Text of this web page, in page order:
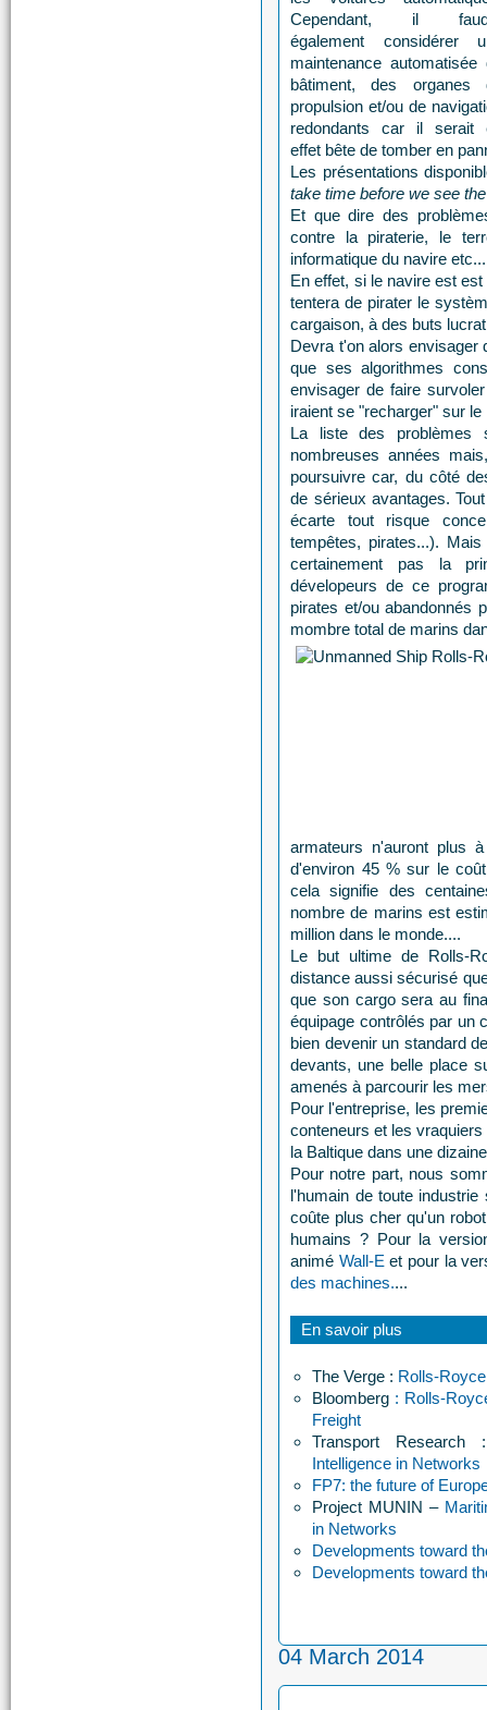
Cependant, il
également considérer
maintenance automatisée
bâtiment, des organes
propulsion et/ou de
redondants car il serait
effet bête de tomber en
Les présentations
take time before we see
Et que dire des
contre la piraterie, le
informatique du navire etc...
En effet, si le navire est
tentera de pirater le
cargaison, à des buts
Devra t'on alors envisager
que ses algorithmes
envisager de faire
iraient se "recharger" sur
La liste des problèmes
nombreuses années
poursuivre car, du côté
de sérieux avantages.
écarte tout risque
tempêtes, pirates...).
certainement pas la
dévelopeurs de ce
pirates et/ou abandonnés
mombre total de marins
armateurs n'auront plus
d'environ 45 % sur le
cela signifie des
nombre de marins est
million dans le monde....
Le but ultime de Rolls-
distance aussi sécurisé
que son cargo sera au
équipage contrôlés par un
bien devenir un standard
devants, une belle place
amenés à parcourir les
Pour l'entreprise, les
conteneurs et les
la Baltique dans une
Pour notre part, nous
l'humain de toute
coûte plus cher qu'un
humains ? Pour la
animé Wall-E et pour la
des machines....
En savoir plus
The Verge : Rolls-
Bloomberg : Rolls-
Freight
Transport
Intelligence in Networks
FP7: the future of
Project MUNIN –
in Networks
Developments toward
Developments toward
04 March 2014